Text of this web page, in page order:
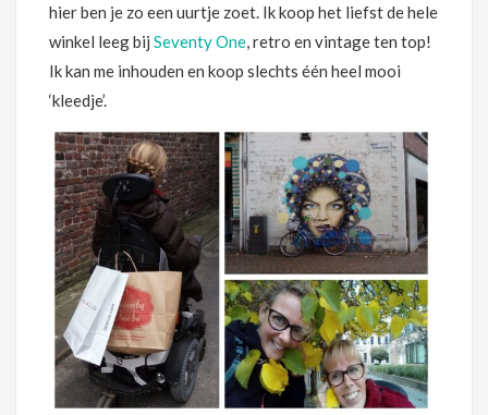
hier ben je zo een uurtje zoet. Ik koop het liefst de hele
winkel leeg bij Seventy One, retro en vintage ten top!
Ik kan me inhouden en koop slechts één heel mooi
‘kleedje’.